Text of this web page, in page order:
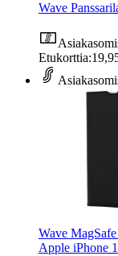
Wave
Etukorttia:
Wave
Apple iPhone